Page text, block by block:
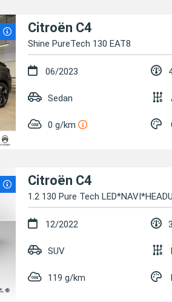
Citroën C4
Shine PureTech 130 EAT8
06/2023
Sedan
0 g/km
Citroën C4
1.2 130 Pure Tech
12/2022
SUV
119 g/km